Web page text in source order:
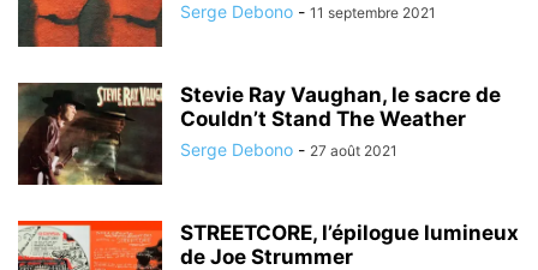
Serge Debono - 11 septembre 2021
Stevie Ray Vaughan, le sacre de
Couldn’t Stand The Weather
Serge Debono - 27 août 2021
STREETCORE, l’épilogue lumineux
de Joe Strummer